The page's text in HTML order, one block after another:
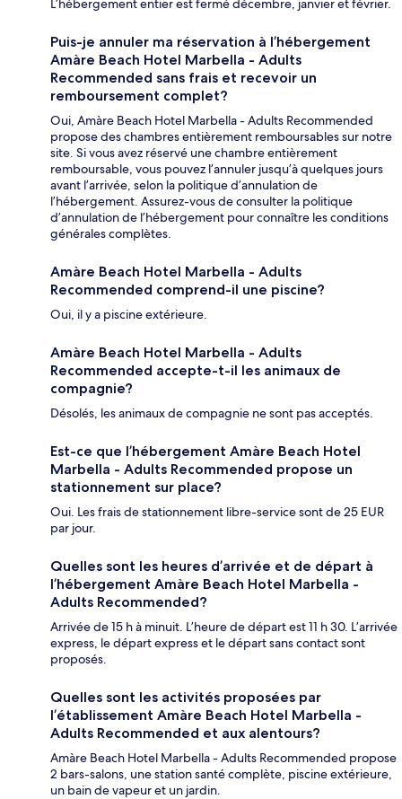
L’hébergement entier est fermé décembre, janvier et février.
Puis-je annuler ma réservation à l’hébergement
Amàre Beach Hotel Marbella - Adults
Recommended sans frais et recevoir un
remboursement complet?
Oui, Amàre Beach Hotel Marbella - Adults Recommended
propose des chambres entièrement remboursables sur notre
site. Si vous avez réservé une chambre entièrement
remboursable, vous pouvez l’annuler jusqu’à quelques jours
avant l’arrivée, selon la politique d’annulation de
l’hébergement. Assurez-vous de consulter la politique
d’annulation de l’hébergement pour connaître les conditions
générales complètes.
Amàre Beach Hotel Marbella - Adults
Recommended comprend-il une piscine?
Oui, il y a piscine extérieure.
Amàre Beach Hotel Marbella - Adults
Recommended accepte-t-il les animaux de
compagnie?
Désolés, les animaux de compagnie ne sont pas acceptés.
Est-ce que l’hébergement Amàre Beach Hotel
Marbella - Adults Recommended propose un
stationnement sur place?
Oui. Les frais de stationnement libre-service sont de 25 EUR
par jour.
Quelles sont les heures d’arrivée et de départ à
l’hébergement Amàre Beach Hotel Marbella -
Adults Recommended?
Arrivée de 15 h à minuit. L’heure de départ est 11 h 30. L’arrivée
express, le départ express et le départ sans contact sont
proposés.
Quelles sont les activités proposées par
l’établissement Amàre Beach Hotel Marbella -
Adults Recommended et aux alentours?
Amàre Beach Hotel Marbella - Adults Recommended propose
2 bars-salons, une station santé complète, piscine extérieure,
un bain de vapeur et un jardin.